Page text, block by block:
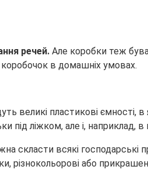
речей. Але коробки теж
в домашніх умовах.
великі пластикові ємності,
під ліжком, але і, наприклад, в
скласти всякі
різнокольорові або